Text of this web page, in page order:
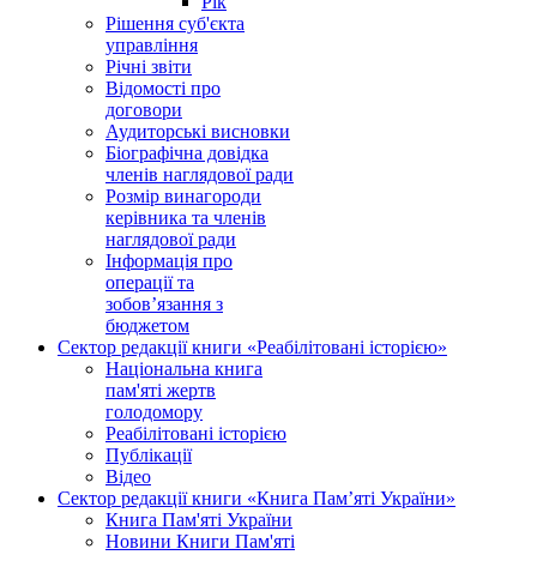
Рішення суб'єкта
управління
Річні звіти
Відомості про
договори
Аудиторські висновки
Біографічна довідка
членів наглядової ради
Розмір винагороди
керівника та членів
наглядової ради
Інформація про
операції та
зобов’язання з
бюджетом
Сектор редакції книги «Реабілітовані історією»
Національна книга
пам'яті жертв
голодомору
Реабілітовані історією
Публікації
Відео
Сектор редакції книги «Книга Пам’яті України»
Книга Пам'яті України
Новини Книги Пам'яті